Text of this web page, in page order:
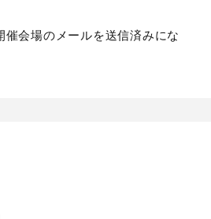
催会場のメールを送信済みにな